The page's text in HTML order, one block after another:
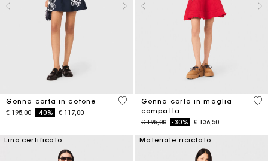
Gonna corta in cotone
Price reduced from
€ 195,00to-40% € 117,00
4,2 out of 5 Customer Rating
Gonna corta in maglia
compatta
Price reduced from
€ 195,00to-30% € 136,50
3,3
Lino certificato Materiale riciclato